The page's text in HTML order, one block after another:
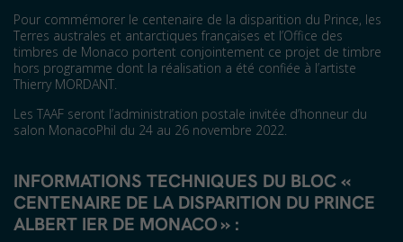
Pour commémorer le centenaire de la disparition du Prince, les
Terres australes et antarctiques françaises et l’Office des
timbres de Monaco portent conjointement ce projet de timbre
hors programme dont la réalisation a été confiée à l’artiste
Thierry MORDANT.
Les TAAF seront l’administration postale invitée d’honneur du
salon MonacoPhil du 24 au 26 novembre 2022.
INFORMATIONS TECHNIQUES DU BLOC «
CENTENAIRE DE LA DISPARITION DU PRINCE
ALBERT IER DE MONACO » :